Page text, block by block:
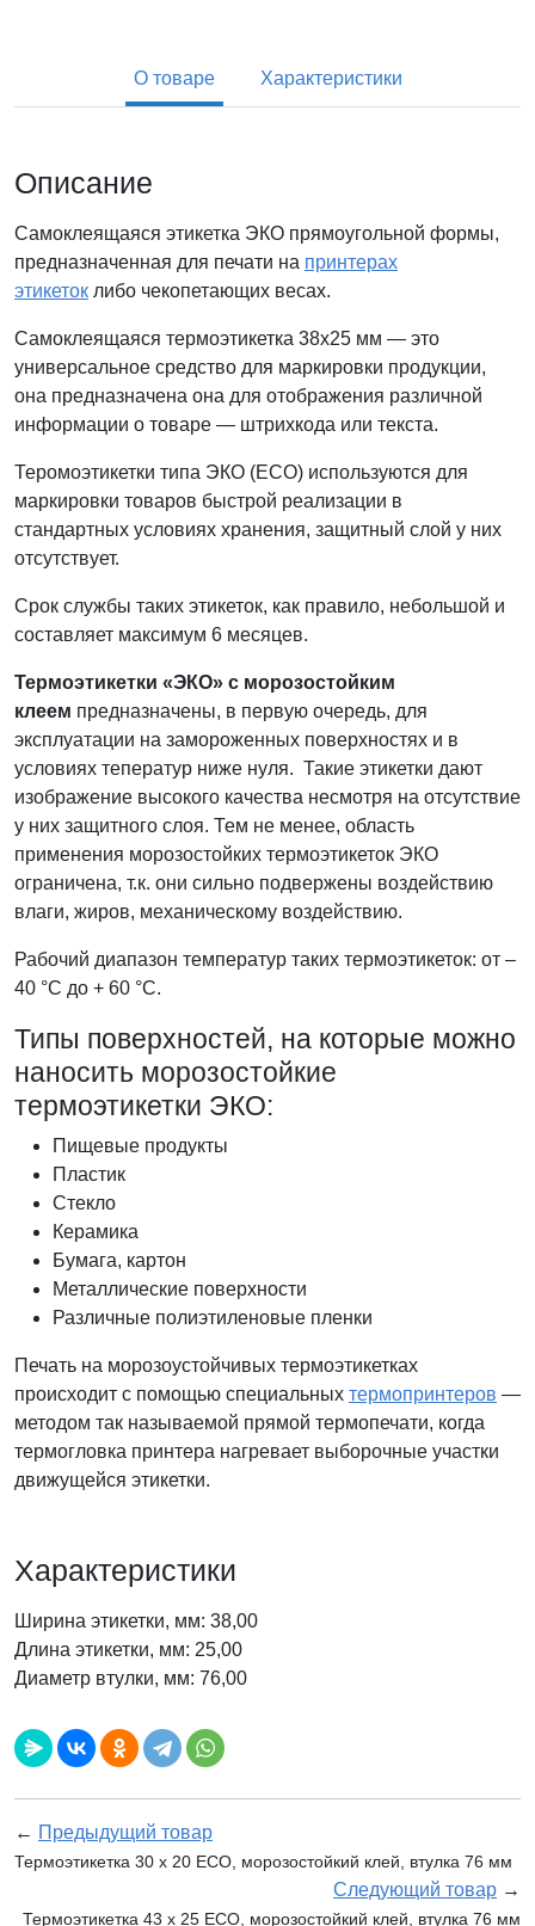
О товаре Характеристики
Описание
Самоклеящаяся этикетка ЭКО прямоугольной формы,
предназначенная для печати на принтерах
этикеток либо чекопетающих весах.
Самоклеящаяся термоэтикетка 38x25 мм — это
универсальное средство для маркировки продукции,
она предназначена она для отображения различной
информации о товаре — штрихкода или текста.
Теромоэтикетки типа ЭКО (ECO) используются для
маркировки товаров быстрой реализации в
стандартных условиях хранения, защитный слой у них
отсутствует.
Срок службы таких этикеток, как правило, небольшой и
составляет максимум 6 месяцев.
Термоэтикетки «ЭКО» с морозостойким
клеем предназначены, в первую очередь, для
эксплуатации на замороженных поверхностях и в
условиях теператур ниже нуля. Такие этикетки дают
изображение высокого качества несмотря на отсутствие
у них защитного слоя. Тем не менее, область
применения морозостойких термоэтикеток ЭКО
ограничена, т.к. они сильно подвержены воздействию
влаги, жиров, механическому воздействию.
Рабочий диапазон температур таких термоэтикеток: от –
40 °C до + 60 °C.
Типы поверхностей, на которые можно
наносить морозостойкие
термоэтикетки ЭКО:
Пищевые продукты
Пластик
Стекло
Керамика
Бумага, картон
Металлические поверхности
Различные полиэтиленовые пленки
Печать на морозоустойчивых термоэтикетках
происходит с помощью специальных термопринтеров —
методом так называемой прямой термопечати, когда
термогловка принтера нагревает выборочные участки
движущейся этикетки.
Характеристики
Ширина этикетки, мм: 38,00
Длина этикетки, мм: 25,00
Диаметр втулки, мм: 76,00
← Предыдущий товар
Термоэтикетка 30 х 20 ECO, морозостойкий клей, втулка 76 мм
Следующий товар →
Термоэтикетка 43 х 25 ECO, морозостойкий клей, втулка 76 мм